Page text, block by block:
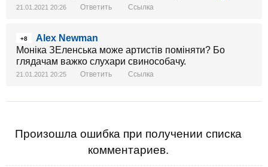
21.01.2021 20:26 Ответить Ссылка
+8
Alex Newman
Моніка ЗЕленська може артистів поміняти? Бо
глядачам важко слухари свинособачу.
21.01.2021 20:25 Ответить Ссылка
Произошла ошибка при получении списка
комментариев.